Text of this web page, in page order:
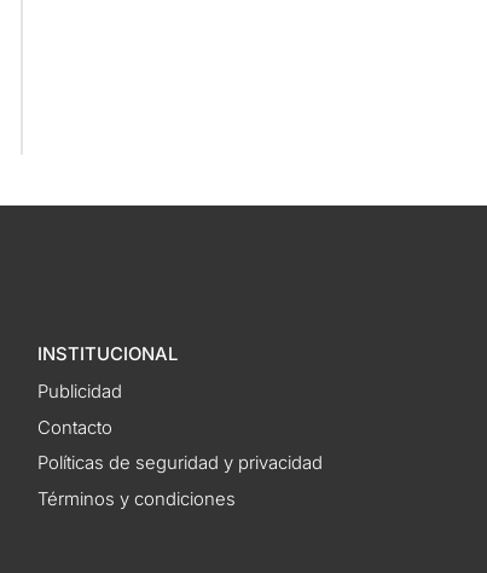
INSTITUCIONAL
Publicidad
Contacto
Políticas de seguridad y privacidad
Términos y condiciones